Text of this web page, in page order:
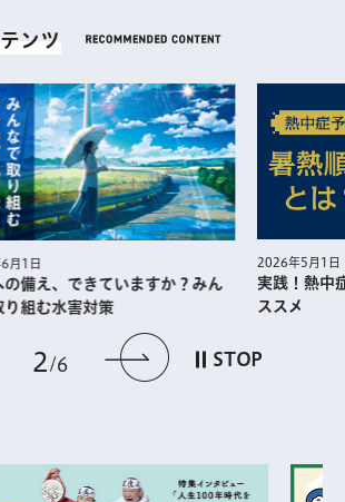
ンツ
前のスライドを表示
2 6 次のスライドを
STOP
月1日
の備え、できていますか？みん
り組む水害対策
2026年5月1日
実践！熱中
ススメ